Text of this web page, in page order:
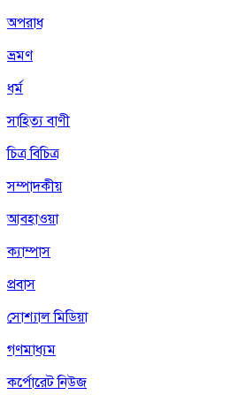
অপরাধ
ভ্রমণ
ধর্ম
সাহিত্য বাণী
চিত্র বিচিত্র
সম্পাদকীয়
আবহাওয়া
ক্যাম্পাস
প্রবাস
সোশ্যাল মিডিয়া
গণমাধ্যম
কর্পোরেট নিউজ